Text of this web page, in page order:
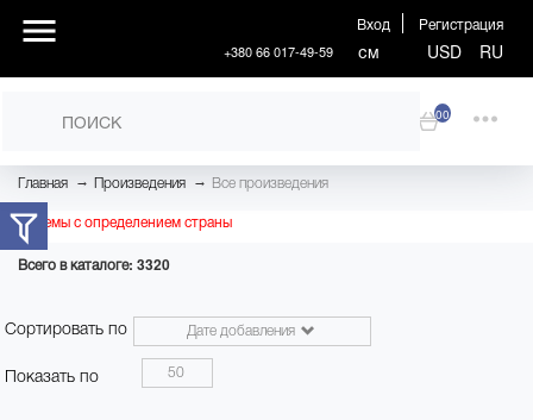
Вход Регистрация
+380 66 017-49-59 см USD RU
00
Главная → Произведения → Все произведения
Проблемы с определением страны
Всего в каталоге: 3320
Сортировать по Дате добавления
Показать по 50